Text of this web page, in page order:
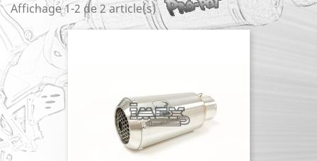
Affichage 1-2 de 2 article(s)